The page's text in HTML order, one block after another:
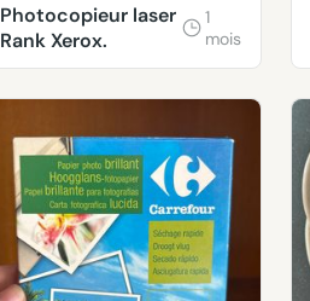
Photocopieur laser
Rank Xerox.
1
mois